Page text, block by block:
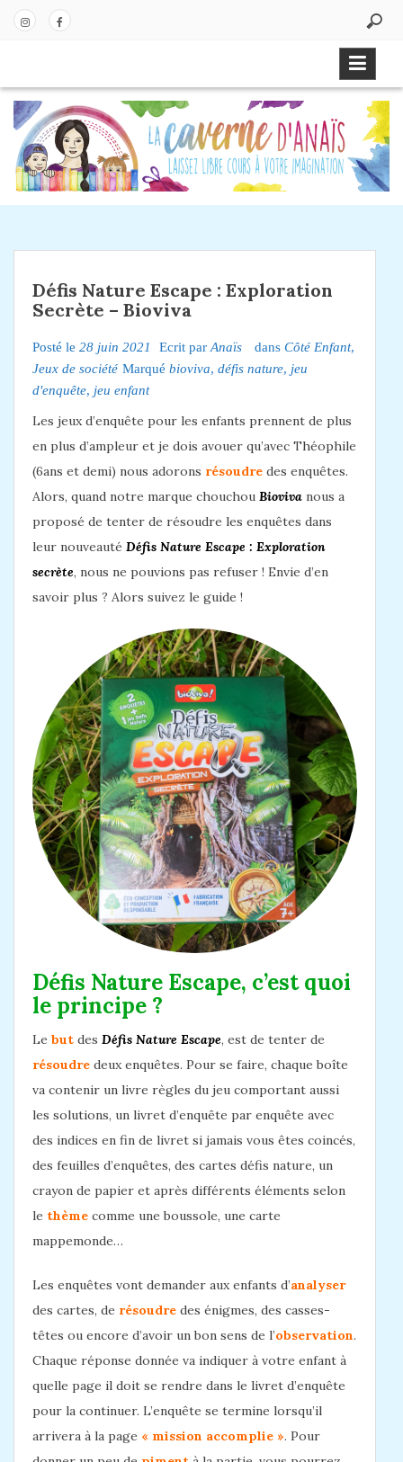
o
ag
ra
m
bo
ok
Défis Nature Escape : Exploration
Secrète – Bioviva
Posté le 28 juin 2021 Ecrit par Anaïs dans Côté Enfant,
Jeux de société Marqué bioviva, défis nature, jeu
d'enquête, jeu enfant
Les jeux d’enquête pour les enfants prennent de plus
en plus d’ampleur et je dois avouer qu’avec Théophile
(6ans et demi) nous adorons résoudre des enquêtes.
Alors, quand notre marque chouchou Bioviva nous a
proposé de tenter de résoudre les enquêtes dans
leur nouveauté Défis Nature Escape : Exploration
secrète, nous ne pouvions pas refuser ! Envie d’en
savoir plus ? Alors suivez le guide !
Défis Nature Escape, c’est quoi
le principe ?
Le but des Défis Nature Escape, est de tenter de
résoudre deux enquêtes. Pour se faire, chaque boîte
va contenir un livre règles du jeu comportant aussi
les solutions, un livret d’enquête par enquête avec
des indices en fin de livret si jamais vous êtes coincés,
des feuilles d’enquêtes, des cartes défis nature, un
crayon de papier et après différents éléments selon
le thème comme une boussole, une carte
mappemonde…
Les enquêtes vont demander aux enfants d’analyser
des cartes, de résoudre des énigmes, des casses-
têtes ou encore d’avoir un bon sens de l’observation.
Chaque réponse donnée va indiquer à votre enfant à
quelle page il doit se rendre dans le livret d’enquête
pour la continuer. L’enquête se termine lorsqu’il
arrivera à la page « mission accomplie ». Pour